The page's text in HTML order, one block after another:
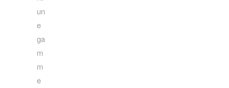
un
e
ga
m
m
e